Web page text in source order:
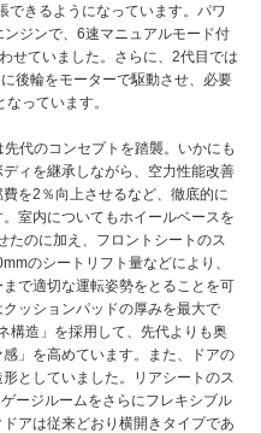
できるようになっています。パワ
ジンで、6速マニュアルモード付
せていました。さらに、2代目では
後輪をモーターで駆動させ、必要
っています。
代のコンセプトを踏襲。いかにも
ィを継承しながら、空力性能改善
を2％向上させるなど、徹底的に
室内についてもホイールベースを
たのに加え、フロントシートのス
のシートリフト量などにより、
で適切な運転姿勢をとることを可
ッションパッドの厚みを最大で
構造」を採用して、先代よりも奥
」を高めています。また、ドアの
としていました。リアシートのス
ージルームをさらにフレキシブル
アは従来どおり横開きタイプであ